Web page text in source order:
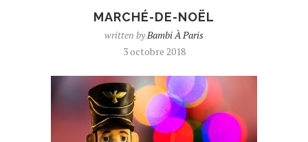
MARCHÉ-DE-NOËL
written byBambi À Paris
3 octobre 2018